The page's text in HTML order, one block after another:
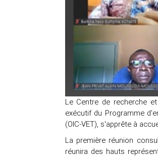
Le Centre de recherche
exécutif du Programme
(OIC-VET), s'apprête à
La première réunion
réunira des hauts